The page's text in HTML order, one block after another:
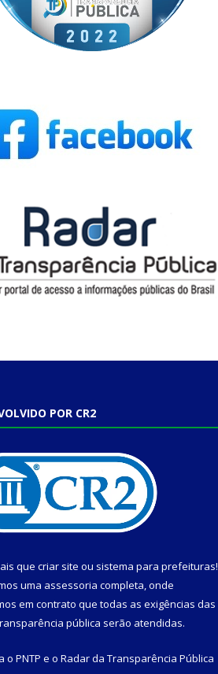
POR CR2
que criar site ou sistema para prefeituras!
uma assessoria completa, onde
em contrato que todas as exigências das
pública serão atendidas.
o PNTP e o Radar da Transparência Pública